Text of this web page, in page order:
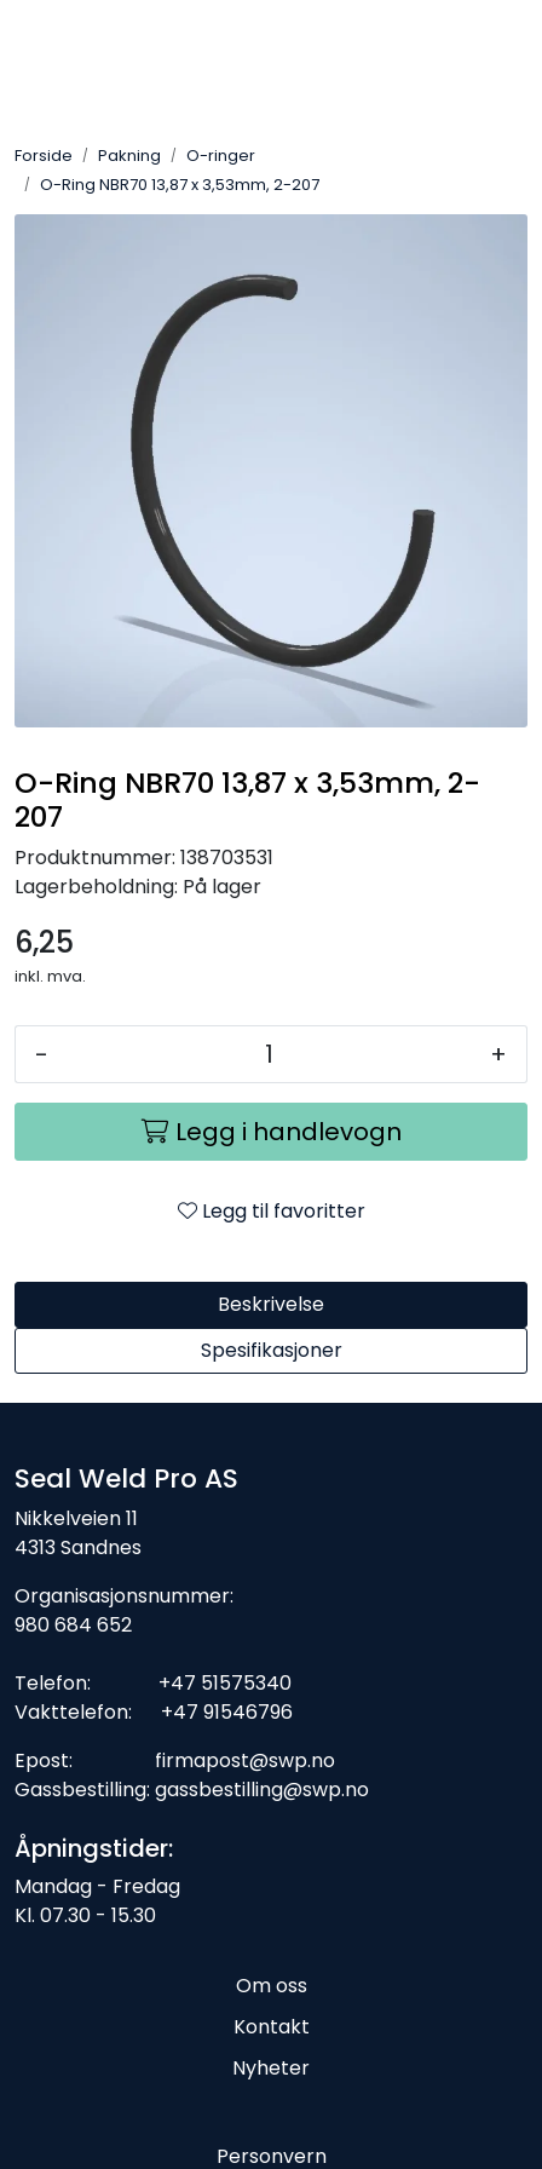
Forside Pakning
O-ringer
O-Ring NBR70 13,87 x 3,53mm, 2-207
O-Ring NBR70 13,87 x 3,53mm, 2-
207
Produktnummer: 138703531
Lagerbeholdning: På lager
6,25
inkl. mva.
- +
Legg i handlevogn
Legg til favoritter
Beskrivelse
Spesifikasjoner
Seal Weld Pro AS
Nikkelveien 11
4313 Sandnes
Organisasjonsnummer:
980 684 652
Telefon: +47 51575340
Vakttelefon: +47 91546796
Epost: firmapost@swp.no
Gassbestilling: gassbestilling@swp.no
Åpningstider:
Mandag - Fredag
Kl. 07.30 - 15.30
Om oss
Kontakt
Nyheter
Personvern
Pakning
Slitasjeteknikk
Verneutstyr
Industriprodukter